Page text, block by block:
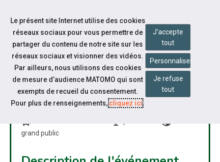
Aller au contenu
FOCUS ALTERNANCE BTP-
AFPA
bookmarks nest_cam_indoor public
grand public
Le présent site Internet utilise des cookies
réseaux sociaux pour vous permettre de
partager du contenu de notre site sur les
réseaux sociaux et visionner des vidéos.
Par ailleurs, nous utilisons des cookies
de mesure d’audience MATOMO qui sont
exempts de recueil du consentement.
Pour plus de renseignements,cliquez ici.
J'accepte
tout
Personnaliser
Je refuse
tout